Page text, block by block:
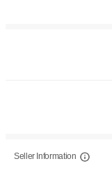
Seller Information